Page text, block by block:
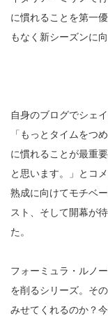
に慣れることを第一
もなく新シーズンに
自身のブログでシェ
「もっとタイムをつ
に慣れることが最重
と思います。」とコ
熟成に向けてモチベ
スト、そして開幕が
た。
フォーミュラ・ルノ
を削るシリーズ。そ
みせてくれるのか？